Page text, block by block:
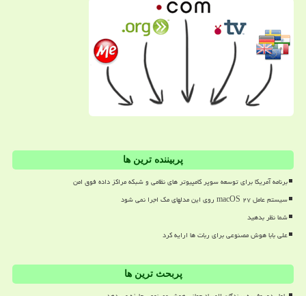
پربیننده ترین ها
برنامه آمریکا برای توسعه سوپر کامپیوتر های نظامی و شبکه مراکز داده فوق امن
سیستم عامل macOS ۲۷ روی این مدلهای مک اجرا نمی شود
شما نظر بدهید
علی بابا هوش مصنوعی برای ربات ها ارایه کرد
پربحث ترین ها